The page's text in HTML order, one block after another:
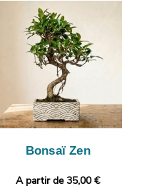
Bonsaï Zen
A partir de 35,00 €